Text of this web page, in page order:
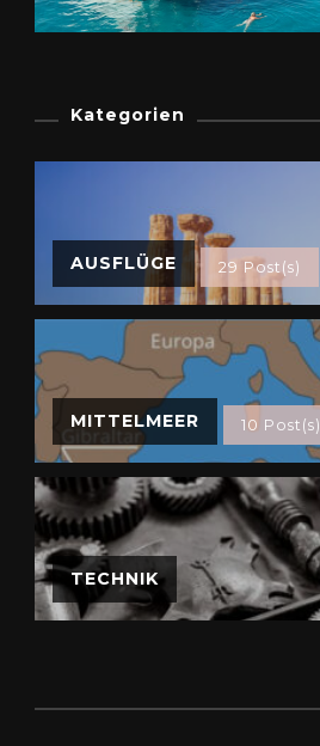
Kategorien
AUSFLÜGE 29 Post(s)
MITTELMEER 10 Post(s)
TECHNIK